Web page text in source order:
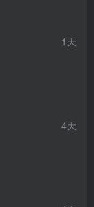
1天
4天